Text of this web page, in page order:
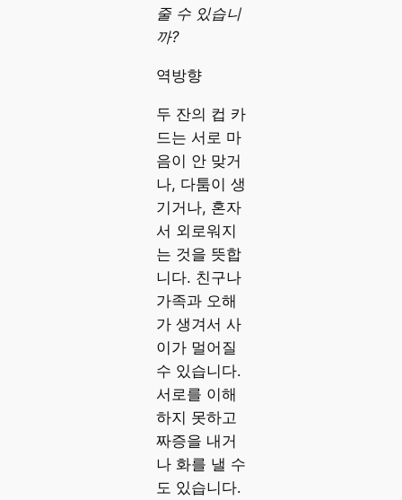
줄 수 있습니
까?
역방향
두 잔의 컵 카
드는 서로 마
음이 안 맞거
나, 다툼이 생
기거나, 혼자
서 외로워지
는 것을 뜻합
니다. 친구나
가족과 오해
가 생겨서 사
이가 멀어질
수 있습니다.
서로를 이해
하지 못하고
짜증을 내거
나 화를 낼 수
도 있습니다.